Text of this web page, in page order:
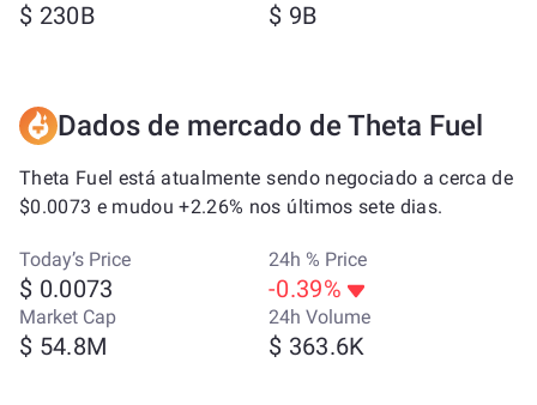
$ 230B $ 9B
Dados de mercado de Theta Fuel
Theta Fuel está atualmente sendo negociado a cerca de
$0.0073 e mudou +2.26% nos últimos sete dias.
Today’s Price
$ 0.0073
24h % Price
-0.39%
Market Cap
$ 54.8M
24h Volume
$ 363.6K